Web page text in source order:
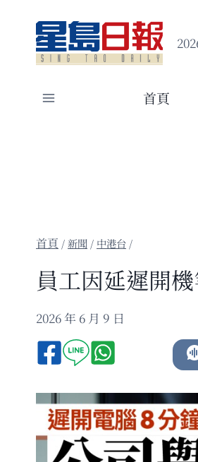
content
首頁
/新聞 / 中港台 /
員工因延遲開
2026 年 6 月 9 日